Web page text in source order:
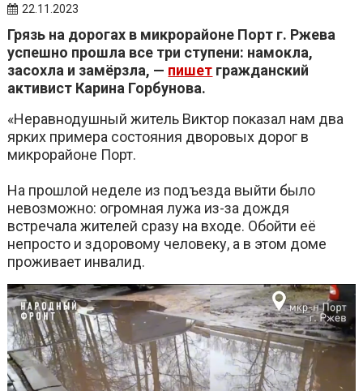
22.11.2023
Грязь на дорогах в микрорайоне Порт г. Ржева
успешно прошла все три ступени: намокла,
засохла и замёрзла, — пишет гражданский
активист Карина Горбунова.
«Неравнодушный житель Виктор показал нам два
ярких примера состояния дворовых дорог в
микрорайоне Порт.
На прошлой неделе из подъезда выйти было
невозможно: огромная лужа из-за дождя
встречала жителей сразу на входе. Обойти её
непросто и здоровому человеку, а в этом доме
проживает инвалид.